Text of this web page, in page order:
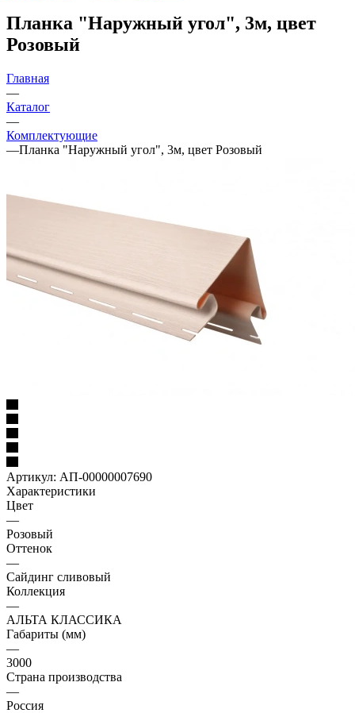
Планка "Наружный угол", 3м, цвет
Розовый
Главная
—
Каталог
—
Комплектующие
—Планка "Наружный угол", 3м, цвет Розовый
Артикул: АП-00000007690
Характеристики
Цвет
—
Розовый
Оттенок
—
Сайдинг сливовый
Коллекция
—
АЛЬТА КЛАССИКА
Габариты (мм)
—
3000
Страна производства
—
Россия